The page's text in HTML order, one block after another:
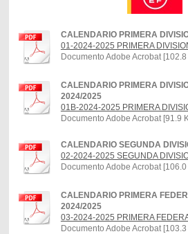
CALENDARIO PRIMERA
01-2024-2025 PRIMERA
Documento Adobe Acrobat [102.8
CALENDARIO PRIMERA
2024/2025
01B-2024-2025 PRIMERA
Documento Adobe Acrobat [91.9
CALENDARIO SEGUNDA
02-2024-2025 SEGUNDA
Documento Adobe Acrobat [106.0
CALENDARIO PRIMERA
2024/2025
03-2024-2025 PRIMERA
Documento Adobe Acrobat [103.3